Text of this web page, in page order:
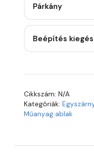
Párkány
Beépítés
Cikkszám: N/A
Kategóriák:
Műanyag ablak